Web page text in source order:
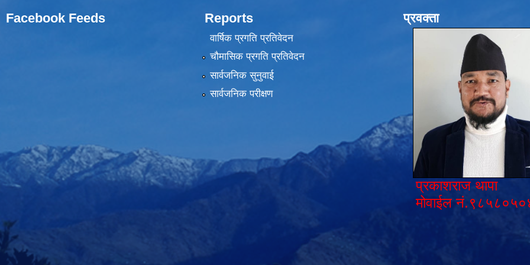
Facebook Feeds Reports
वार्षिक प्रगति प्रतिवेदन
चौमासिक प्रगति प्रतिवेदन
सार्वजनिक सुनुवाई
सार्वजनिक परीक्षण
प्रवक्ता
प्रकाशराज थापा
मोवाईल